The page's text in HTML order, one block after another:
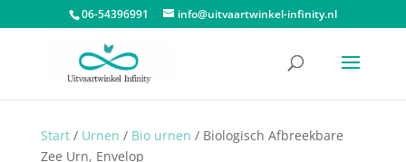
06-54396991 info@uitvaartwinkel-infinity.nl
Start/ Urnen / Bio urnen / Biologisch Afbreekbare
Zee Urn, Envelop